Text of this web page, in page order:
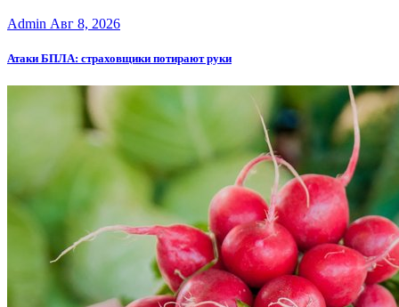
Admin Авг 8, 2026
Атаки БПЛА: страховщики потирают руки